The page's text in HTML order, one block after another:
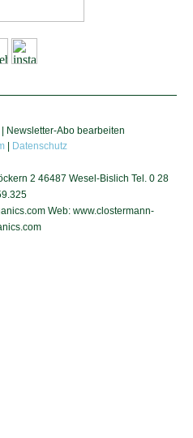
Newsletter-Abo bearbeiten
| Datenschutz
2 46487 Wesel-Bislich Tel. 0 28
Web: www.clostermann-